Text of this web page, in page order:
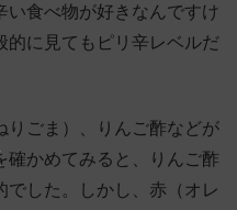
い食べ物が好きなんですけ
的に見てもピリ辛レベルだ
りごま）、りんご酢などが
確かめてみると、りんご酢
でした。しかし、赤（オレ